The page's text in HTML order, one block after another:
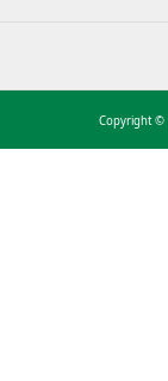
Copyright ©